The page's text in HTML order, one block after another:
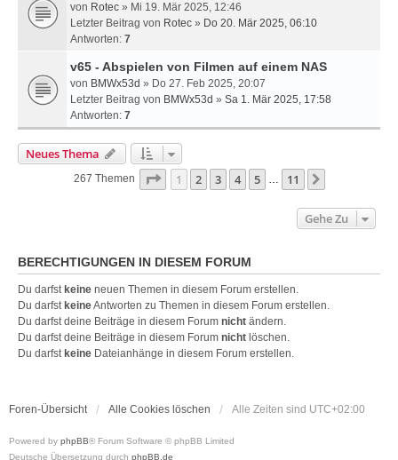
von Rotec » Mi 19. Mär 2025, 12:46
Letzter Beitrag von Rotec » Do 20. Mär 2025, 06:10
Antworten: 7
v65 - Abspielen von Filmen auf einem NAS
von BMWx53d » Do 27. Feb 2025, 20:07
Letzter Beitrag von BMWx53d » Sa 1. Mär 2025, 17:58
Antworten: 7
Neues Thema
267 Themen Seite 1Von 11
1 2 3 4 5 … 11
Gehe Zu
BERECHTIGUNGEN IN DIESEM FORUM
Du darfst keine neuen Themen in diesem Forum erstellen.
Du darfst keineAntworten zu Themen in diesem Forum erstellen.
Du darfst deine Beiträge in diesem Forum nicht ändern.
Du darfst deine Beiträge in diesem Forum nicht löschen.
Du darfst keine Dateianhänge in diesem Forum erstellen.
Foren-Übersicht Alle Cookies löschen Alle Zeiten sind UTC+02:00
Powered by phpBB® Forum Software © phpBB Limited
Deutsche Übersetzung durch phpBB.de